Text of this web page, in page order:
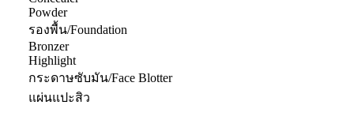
Powder
รองพื้น/Foundation
Bronzer
Highlight
กระดาษซับมัน/Face Blotter
แผ่นแปะสิว